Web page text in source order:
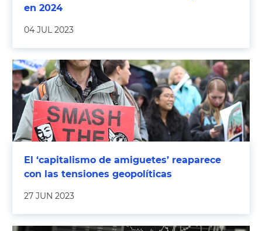
en 2024
04 JUL 2023
El ‘capitalismo de amiguetes’ reaparece
con las tensiones geopolíticas
27 JUN 2023